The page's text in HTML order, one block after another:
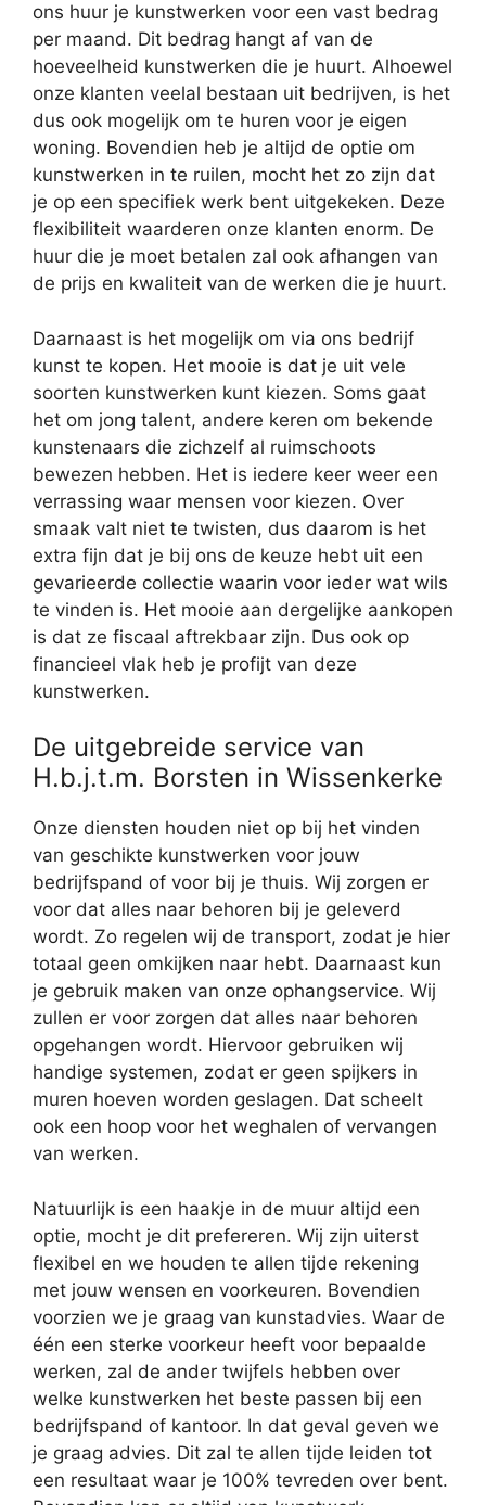
ons huur je kunstwerken voor een vast bedrag
per maand. Dit bedrag hangt af van de
hoeveelheid kunstwerken die je huurt. Alhoewel
onze klanten veelal bestaan uit bedrijven, is het
dus ook mogelijk om te huren voor je eigen
woning. Bovendien heb je altijd de optie om
kunstwerken in te ruilen, mocht het zo zijn dat
je op een specifiek werk bent uitgekeken. Deze
flexibiliteit waarderen onze klanten enorm. De
huur die je moet betalen zal ook afhangen van
de prijs en kwaliteit van de werken die je huurt.
Daarnaast is het mogelijk om via ons bedrijf
kunst te kopen. Het mooie is dat je uit vele
soorten kunstwerken kunt kiezen. Soms gaat
het om jong talent, andere keren om bekende
kunstenaars die zichzelf al ruimschoots
bewezen hebben. Het is iedere keer weer een
verrassing waar mensen voor kiezen. Over
smaak valt niet te twisten, dus daarom is het
extra fijn dat je bij ons de keuze hebt uit een
gevarieerde collectie waarin voor ieder wat wils
te vinden is. Het mooie aan dergelijke aankopen
is dat ze fiscaal aftrekbaar zijn. Dus ook op
financieel vlak heb je profijt van deze
kunstwerken.
De uitgebreide service van
H.b.j.t.m. Borsten in Wissenkerke
Onze diensten houden niet op bij het vinden
van geschikte kunstwerken voor jouw
bedrijfspand of voor bij je thuis. Wij zorgen er
voor dat alles naar behoren bij je geleverd
wordt. Zo regelen wij de transport, zodat je hier
totaal geen omkijken naar hebt. Daarnaast kun
je gebruik maken van onze ophangservice. Wij
zullen er voor zorgen dat alles naar behoren
opgehangen wordt. Hiervoor gebruiken wij
handige systemen, zodat er geen spijkers in
muren hoeven worden geslagen. Dat scheelt
ook een hoop voor het weghalen of vervangen
van werken.
Natuurlijk is een haakje in de muur altijd een
optie, mocht je dit prefereren. Wij zijn uiterst
flexibel en we houden te allen tijde rekening
met jouw wensen en voorkeuren. Bovendien
voorzien we je graag van kunstadvies. Waar de
één een sterke voorkeur heeft voor bepaalde
werken, zal de ander twijfels hebben over
welke kunstwerken het beste passen bij een
bedrijfspand of kantoor. In dat geval geven we
je graag advies. Dit zal te allen tijde leiden tot
een resultaat waar je 100% tevreden over bent.